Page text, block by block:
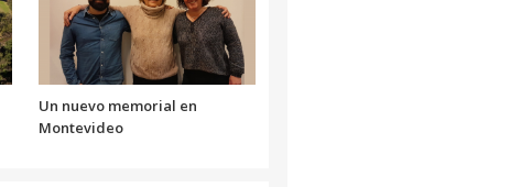
el
volumen.
Un nuevo memorial en
Montevideo